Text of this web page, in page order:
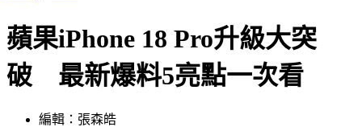
蘋果iPhone 18 Pro升級大突
破 最新爆料5亮點一次看
編輯：張森皓